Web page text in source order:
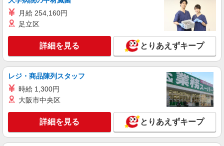
場合） ※ここに交通費、家族手当や残業手当など
もプラスされます！ ☆勤務後、スグに受け取れる
詳細を見る
株式会社ケイエムシー
ベアリング製造スタッフ
時給1,300円〜1,625円（経験・能力による）
★稼働分前払いOK!!★ ※日払いOK 【月収例】
（月22日勤務／残業20時間） ※①10日／②7日／
③5日勤務 ・基本給：213,980円 ・稼働手当：
18,460円 ・深夜手当：13,292円 ・残業手当：
32,500円 月収27万8,000円以上可能！ ＼今月
入社限定！／ ★ずっと続く！稼働手当あり★ 1時
間ごと＋100円支給 ※残業時も対象 ※入社後は退
大阪府堺市美原区木材通 ★車・バイク・自転
キープ 詳細を見る
月給 254,160円
足立区
詳細を見る とりあえずキープ
レジ・商品陳列スタッフ
時給 1,300円
大阪市中央区
詳細を見る とりあえずキープ